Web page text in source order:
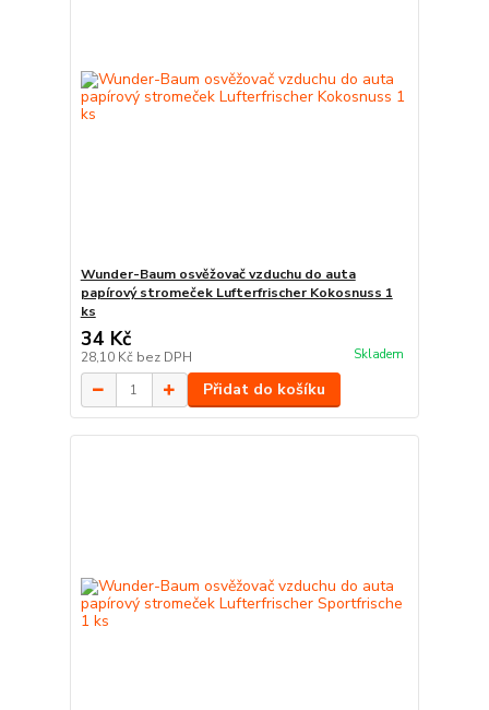
Wunder-Baum osvěžovač vzduchu do auta
papírový stromeček Lufterfrischer Kokosnuss 1
ks
34 Kč
28,10 Kč bez DPH Skladem
Přidat do košíku